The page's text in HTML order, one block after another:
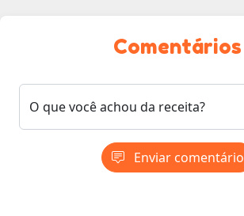
Comentários
O que você achou da receita?
Enviar comentário